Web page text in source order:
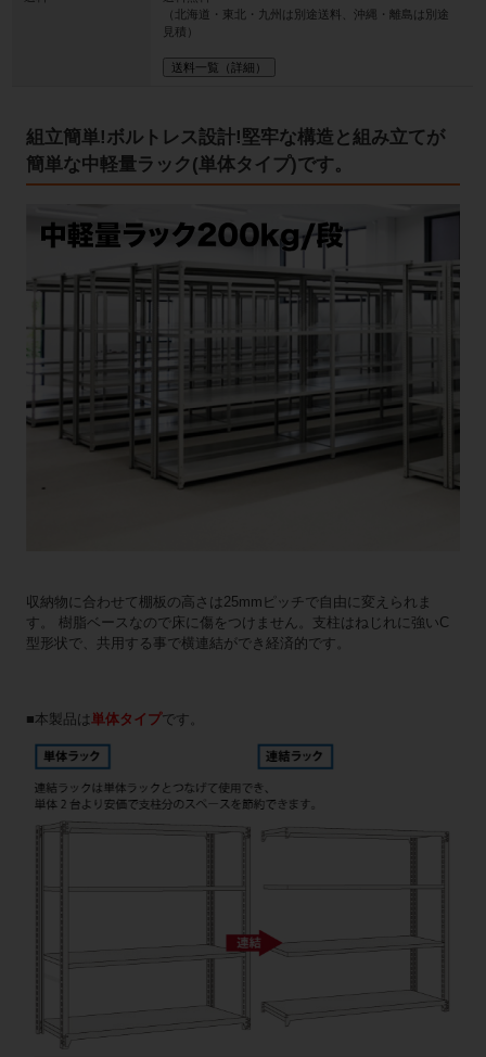
（北海道・東北・九州は別途送料、沖縄・離島は別途
見積）
送料一覧（詳細）
組立簡単!ボルトレス設計!堅牢な構造と組み立てが
簡単な中軽量ラック(単体タイプ)です。
収納物に合わせて棚板の高さは25mmピッチで自由に変えられま
す。 樹脂ベースなので床に傷をつけません。支柱はねじれに強いC
型形状で、共用する事で横連結ができ経済的です。
■本製品は単体タイプです。